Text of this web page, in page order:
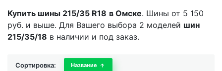
Купить шины 215/35 R18 в Омске. Шины от 5 150
руб. и выше. Для Вашего выбора 2 моделей шин
215/35/18 в наличии и под заказ.
Сортировка: Название